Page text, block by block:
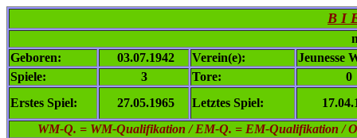
B I
Geboren:
03.07.1942 Verein(e):
Jeunesse
Spiele:
3 Tore:
0
Erstes Spiel:
27.05.1965 Letztes Spiel:
WM-Q. = WM-Qualifikation / EM-Q. = EM-Qualifikation /